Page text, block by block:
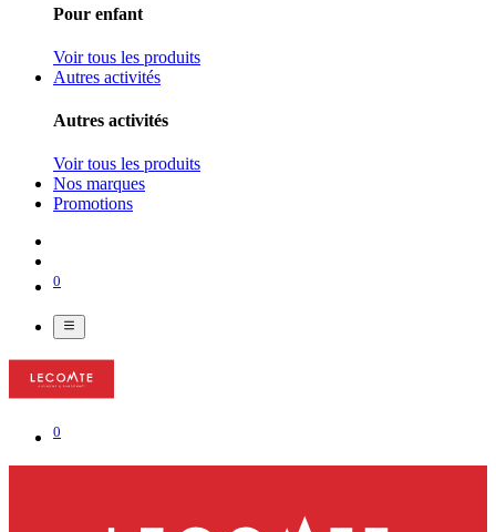
Pour enfant
Voir tous les produits
Autres activités
Autres activités
Voir tous les produits
Nos marques
Promotions
0
0